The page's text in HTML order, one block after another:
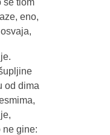
eno,
od dima
ne gine: